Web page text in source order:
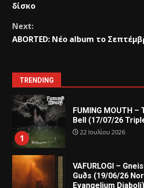
δίσκο
Next:
ABORTED: Νέο album το
TRENDING
1
FUMING MOUTH –
Bell (17/07/26
22 Ιουλίου 2026
VAFURLOGI –
Guðs (19/06/26
Evangelium Diaboli)